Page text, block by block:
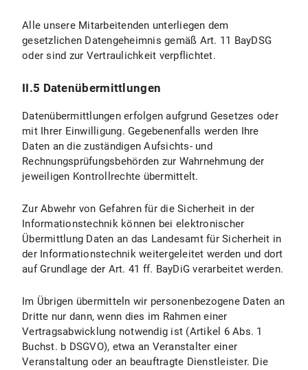
IV.1 Umfang und Zweck der Datenverarbeitung
IV.3 Dauer der Datenverarbeitung
IV.4 Widerspuchs- und Beseitigungsmöglichkeiten
V. Exportkontrolle
V.2 Rechtsgrundage der Datenverarbeitung
V.3 Dauer der Datenverarbeitung
V.4 Widerspruchs- und Beseitigungsmöglichkeiten?
VI. Fotoveröffentlichung
VI.1 Umfang und Zweck der Datenverarbeitung
VI.2 Rechtsgrundlage der Datenverarbeitung
Alle unsere Mitarbeitenden unterliegen dem
gesetzlichen Datengeheimnis gemäß Art. 11 BayDSG
oder sind zur Vertraulichkeit verpflichtet.
II.5 Datenübermittlungen
Datenübermittlungen erfolgen aufgrund Gesetzes oder
mit Ihrer Einwilligung. Gegebenenfalls werden Ihre
Daten an die zuständigen Aufsichts- und
Rechnungsprüfungsbehörden zur Wahrnehmung der
jeweiligen Kontrollrechte übermittelt.
Zur Abwehr von Gefahren für die Sicherheit in der
Informationstechnik können bei elektronischer
Übermittlung Daten an das Landesamt für Sicherheit in
der Informationstechnik weitergeleitet werden und dort
auf Grundlage der Art. 41 ff. BayDiG verarbeitet werden.
Im Übrigen übermitteln wir personenbezogene Daten an
Dritte nur dann, wenn dies im Rahmen einer
Vertragsabwicklung notwendig ist (Artikel 6 Abs. 1
Buchst. b DSGVO), etwa an Veranstalter einer
Veranstaltung oder an beauftragte Dienstleister. Die